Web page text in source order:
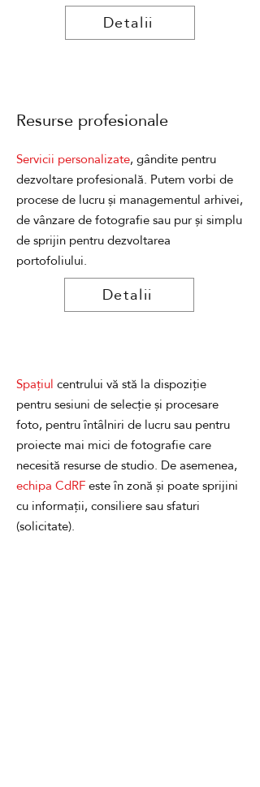
Detalii
Resurse profesionale
Servicii personalizate, gândite pentru
dezvoltare profesională. Putem vorbi de
procese de lucru și managementul arhivei,
de vânzare de fotografie sau pur și simplu
de sprijin pentru dezvoltarea
portofoliului.
Detalii
Spațiul centrului vă stă la dispoziție
pentru sesiuni de selecție și procesare
foto, pentru întâlniri de lucru sau pentru
proiecte mai mici de fotografie care
necesită resurse de studio. De asemenea,
echipa CdRF este în zonă și poate sprijini
cu informații, consiliere sau sfaturi
(solicitate).